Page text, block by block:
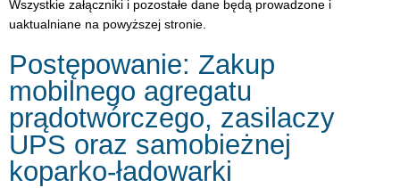
Wszystkie załączniki i pozostałe dane będą prowadzone i
uaktualniane na powyższej stronie.
Postępowanie: Zakup
mobilnego agregatu
prądotwórczego, zasilaczy
UPS oraz samobieżnej
koparko-ładowarki